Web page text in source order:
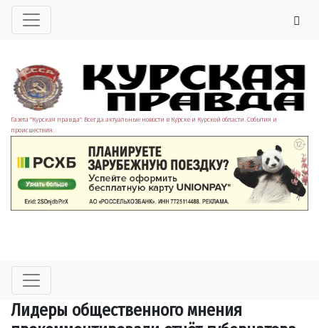
Газета "Курская правда". Всегда актуальные новости в Курске и Курской области. События и
происшествия.
Лидеры общественного мнения